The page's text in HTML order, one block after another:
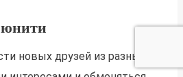
новых друзей из разных